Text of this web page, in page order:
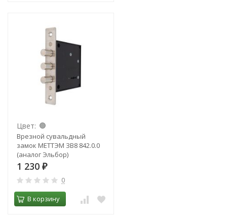
Цвет:
Врезной сувальдный
замок МЕТТЭМ ЗВ8 842.0.0
(аналог Эльбор)
1 230 ₽
0
В корзину